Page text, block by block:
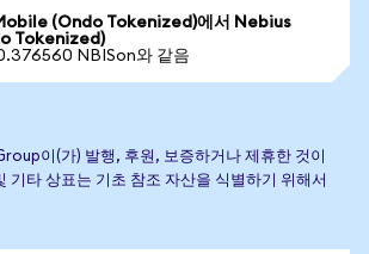
(Ondo Tokenized)에서 Nebius
Tokenized)
NBISon와 같음
이(가) 발행, 후원, 보증하거나 제휴한 것이
기타 상표는 기초 참조 자산을 식별하기 위해서